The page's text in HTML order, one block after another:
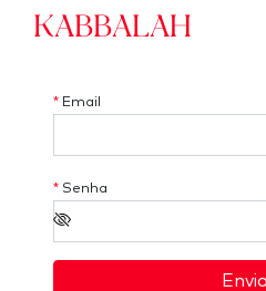
Kabbalah
* Email
* Senha